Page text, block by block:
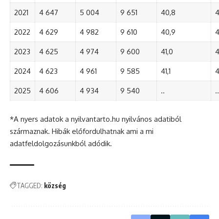
2021 4 647 5 004 9 651 40,8
2022 4 629 4 982 9 610 40,9
2023 4 625 4 974 9 600 41,0
2024 4 623 4 961 9 585 41,1
2025 4 606 4 934 9 540 .. ..
*A nyers adatok a nyilvantarto.hu nyilvános adatiból
származnak. Hibák előfordulhatnak ami a mi
adatfeldolgozásunkból adódik.
TAGGED: község